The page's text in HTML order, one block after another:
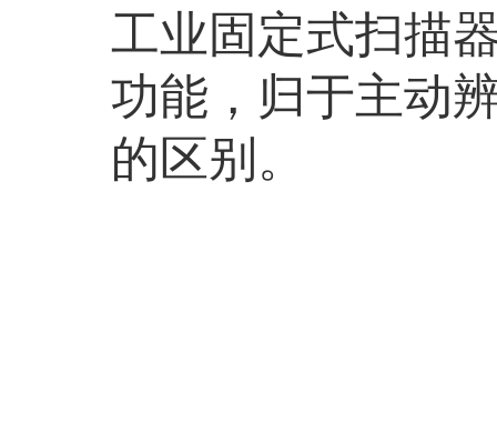
工业固定式扫描
功能，归于主动
的区别。